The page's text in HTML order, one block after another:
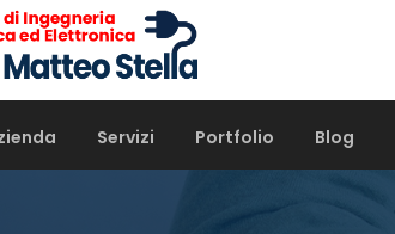
Servizi Portfolio Blog